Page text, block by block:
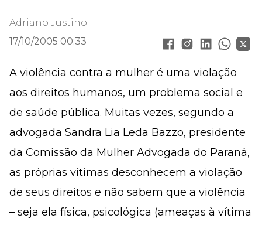
Adriano Justino
17/10/2005 00:33
A violência contra a mulher é uma violação
aos direitos humanos, um problema social e
de saúde pública. Muitas vezes, segundo a
advogada Sandra Lia Leda Bazzo, presidente
da Comissão da Mulher Advogada do Paraná,
as próprias vítimas desconhecem a violação
de seus direitos e não sabem que a violência
– seja ela física, psicológica (ameaças à vítima